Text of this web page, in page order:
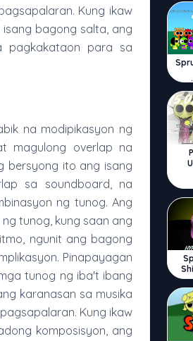
Kung ikaw
bagong salta, ang
pagkakataon para sa
na modipikasyon ng
magulong overlap na
bersyong ito ang isang
sa soundboard, na
ng tunog. Ang
tunog, kung saan ang
ngunit ang bagong
Pinapayagan
tunog ng iba't ibang
karanasan sa musika
Kung ikaw
komposisyon, ang